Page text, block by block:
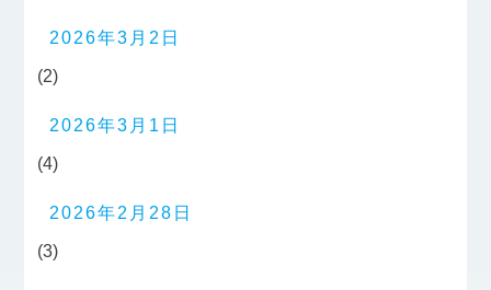
2026年3月2日
(2)
2026年3月1日
(4)
2026年2月28日
(3)